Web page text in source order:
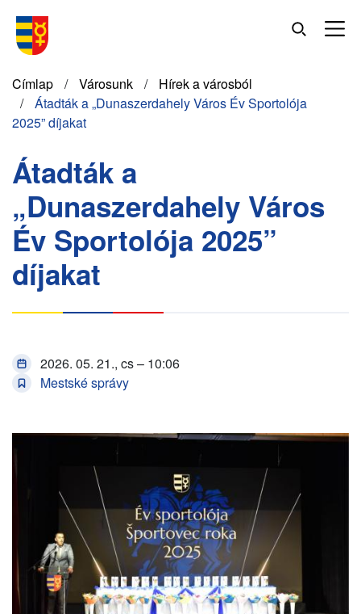
tartalomra
Morzsa
Címlap Városunk
Hírek a városból
Átadták a „Dunaszerdahely Város Év Sportolója
2025” díjakat
Átadták a
„Dunaszerdahely Város
Év Sportolója 2025”
díjakat
2026. 05. 21., cs – 10:06
Mestské správy